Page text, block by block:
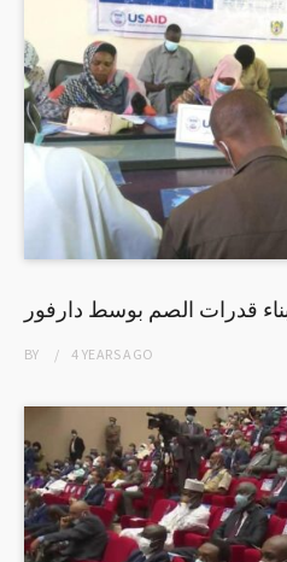
قدرات الصم بوسط دارفور
BY 4 YEARSAGO